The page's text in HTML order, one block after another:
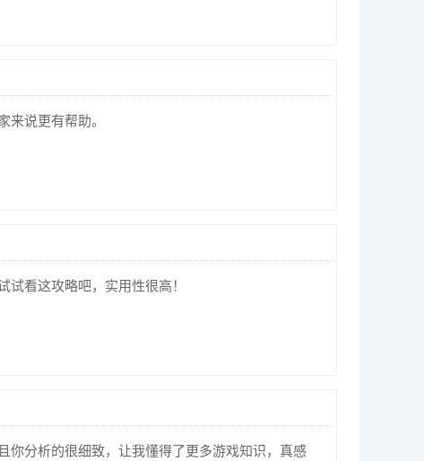
说更有帮助。
看这攻略吧，实用性很高！
你分析的很细致，让我懂得了更多游戏知识，真感